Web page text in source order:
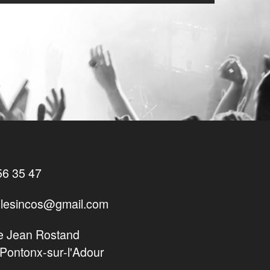
35 47
Jean Rostand
sur-l'Adour